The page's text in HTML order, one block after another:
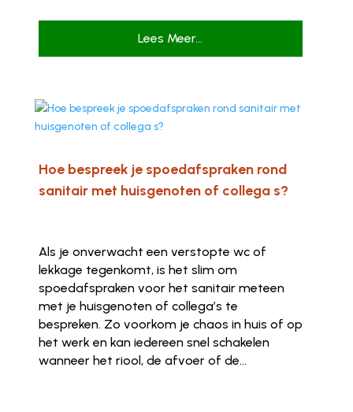
Lees Meer...
Hoe bespreek je spoedafspraken rond
sanitair met huisgenoten of collega s?
Als je onverwacht een verstopte wc of
lekkage tegenkomt, is het slim om
spoedafspraken voor het sanitair meteen
met je huisgenoten of collega’s te
bespreken. Zo voorkom je chaos in huis of op
het werk en kan iedereen snel schakelen
wanneer het riool, de afvoer of de...